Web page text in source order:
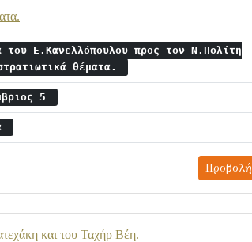
του Ε.Κανελλόπουλου προς τον Ν.Πολίτη
θέματα.
5
Προβολή
και του Ταχήρ Βέη.